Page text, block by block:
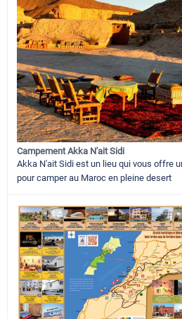
Campement Akka N'ait Sidi
Akka N'ait Sidi est un lieu qui vous offre
pour camper au Maroc en pleine desert